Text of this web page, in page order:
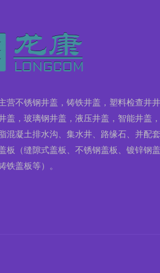
营不锈钢井盖，铸铁井盖，塑料检查井井
盖，玻璃钢井盖，液压井盖，智能井盖
混凝土排水沟、集水井、路缘石、并配
板（缝隙式盖板、不锈钢盖板、镀锌钢盖
铁盖板等）。